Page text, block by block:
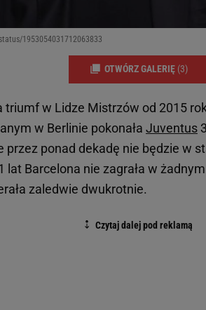
1953054031712063833
OTWÓRZ GALERIĘ (3)
triumf w Lidze Mistrzów od 2015
w Berlinie pokonała Juventus
przez ponad dekadę nie będzie w
lat Barcelona nie zagrała w
zaledwie dwukrotnie.